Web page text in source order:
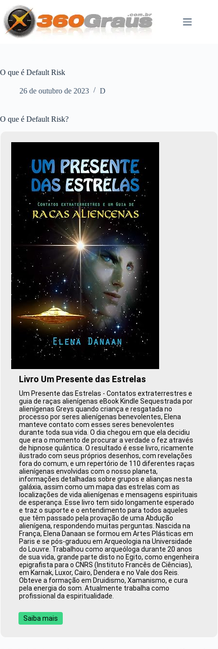
para
conteúdo
O que é Default Risk
26 de outubro de 2023 D
O que é Default Risk?
Livro Um Presente das Estrelas
Um Presente das Estrelas - Contatos extraterrestres e
guia de raças alienígenas eBook Kindle Sequestrada por
alienígenas Greys quando criança e resgatada no
processo por seres alienígenas benevolentes, Elena
manteve contato com esses seres benevolentes
durante toda sua vida. O dia chegou em que ela decidiu
que era o momento de procurar a verdade o fez através
de hipnose quântica. O resultado é esse livro, ricamente
ilustrado com seus próprios desenhos, com revelações
fora do comum, e um repertório de 110 diferentes raças
alienígenas envolvidas com o nosso planeta,
informações detalhadas sobre grupos e alianças nesta
galáxia, assim como um mapa das estrelas com as
localizações de vida alienígenas e mensagens espirituais
de esperança. Esse livro tem sido longamente esperado
e traz o suporte e o entendimento para todos aqueles
que têm passado pela provação de uma Abdução
alienígena, respondendo muitas perguntas. Nascida na
França, Elena Danaan se formou em Artes Plásticas em
Paris e se pós-graduou em Arqueologia na Universidade
do Louvre. Trabalhou como arqueóloga durante 20 anos
de sua vida, grande parte disto no Egito, como engenheira
epigrafista para o CNRS (Instituto Francês de Ciências),
em Karnak, Luxor, Cairo, Dendera e no Vale dos Reis.
Obteve a formação em Druidismo, Xamanismo, e cura
pela energia do som. Atualmente trabalha como
profissional da espiritualidade.
Saiba mais